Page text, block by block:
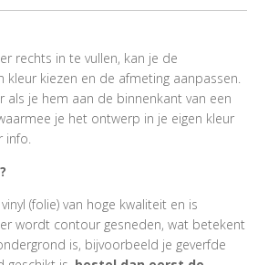
rechts in te vullen, kan je de
kleur kiezen en de afmeting aanpassen.
je hem aan de binnenkant van een
je het ontwerp in je eigen kleur
info.
(folie) van hoge kwaliteit en is
wordt contour gesneden, wat betekent
is, bijvoorbeeld je geverfde